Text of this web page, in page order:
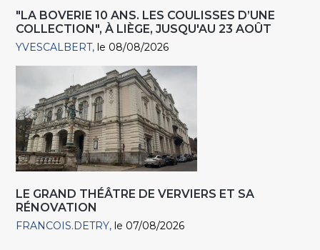
"LA BOVERIE 10 ANS. LES COULISSES D’UNE
COLLECTION", À LIÈGE, JUSQU'AU 23 AOÛT
YVESCALBERT le 08/08/2026
LE GRAND THÉÂTRE DE VERVIERS ET SA
RÉNOVATION
FRANCOIS.DETRY le 07/08/2026